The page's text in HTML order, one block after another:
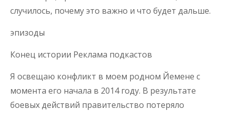
случилось, почему это важно и что будет дальше.
эпизоды
Конец истории Реклама подкастов
Я освещаю конфликт в моем родном Йемене с
момента его начала в 2014 году. В результате
боевых действий правительство потеряло